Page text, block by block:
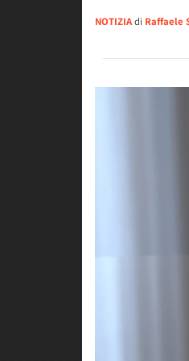
NOTIZIAdi Raffaele